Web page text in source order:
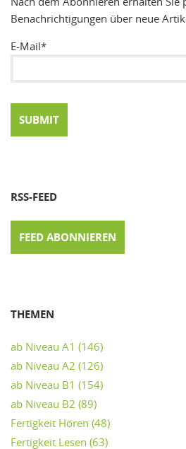
Benachrichtigungen über neue
E-Mail*
RSS-FEED
FEED ABONNIEREN
THEMEN
ab Niveau A1 (146)
ab Niveau A2 (126)
ab Niveau B1 (154)
ab Niveau B2 (89)
Fertigkeit Hören (48)
Fertigkeit Lesen (63)